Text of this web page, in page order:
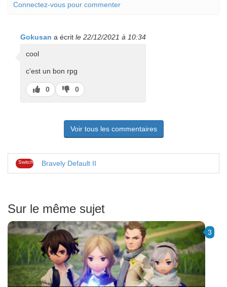
Connectez-vous pour commenter
Gokusan a écrit le 22/12/2021 à 10:34
cool
c'est un bon rpg
J’aime
0
J’aime
pas
0
Voir tous les commentaires
Switch Bravely Default II
Sur le même sujet
3